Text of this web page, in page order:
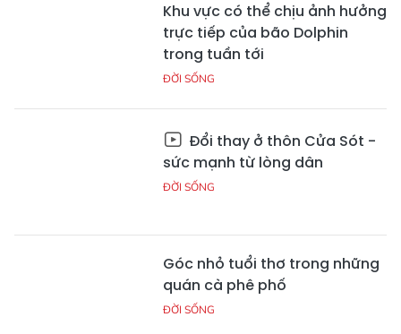
Khu vực có thể chịu ảnh hưởng
trực tiếp của bão Dolphin
trong tuần tới
ĐỜI SỐNG
Đổi thay ở thôn Cửa Sót -
sức mạnh từ lòng dân
ĐỜI SỐNG
Góc nhỏ tuổi thơ trong những
quán cà phê phố
ĐỜI SỐNG